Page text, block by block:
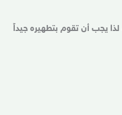
يجب أن تقوم بتطهيره جيداً